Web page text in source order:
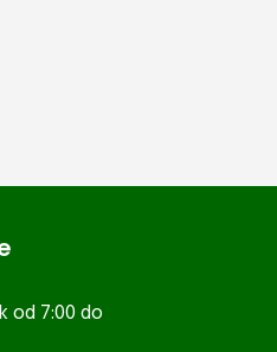
od 7:00 do